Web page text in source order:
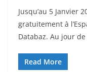
Jusqu’au 5 Janvier
gratuitement à
Databaz. Au jour
Read More